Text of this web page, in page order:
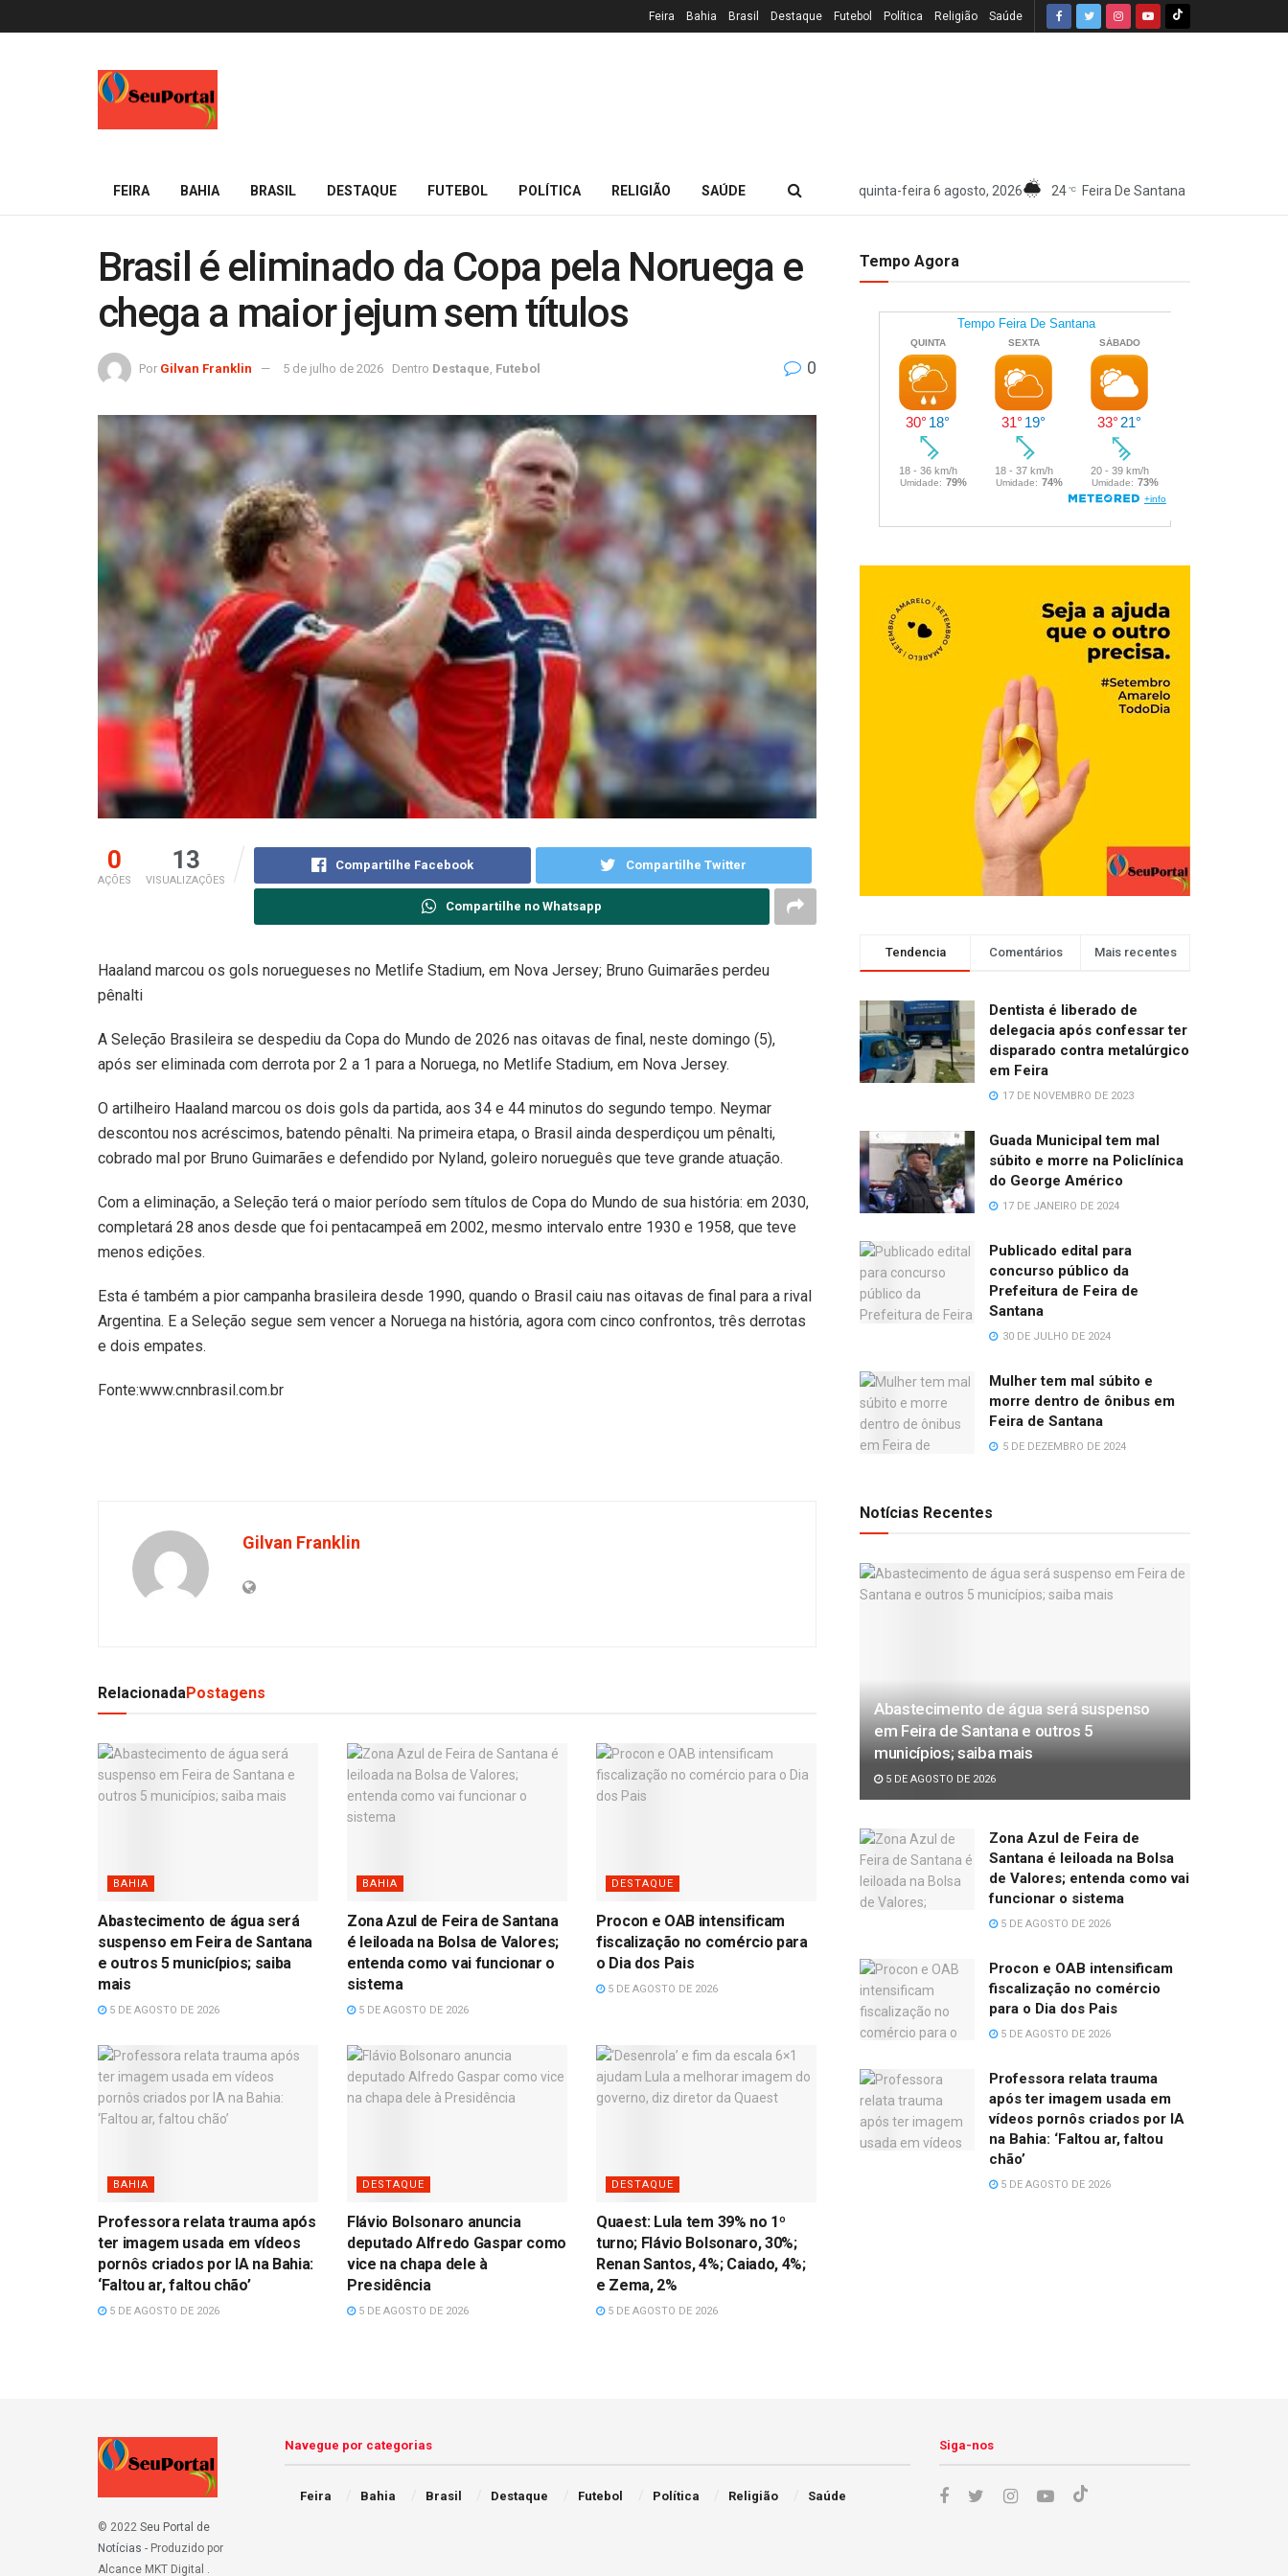
Feira Bahia Brasil Destaque Futebol Política Religião Saúde
FEIRA BAHIA BRASIL DESTAQUE FUTEBOL POLÍTICA RELIGIÃO SAÚDE quinta-feira 6 agosto, 2026 24 °C Feira De Santana
Brasil é eliminado da Copa pela Noruega e
chega a maior jejum sem títulos
Por Gilvan Franklin 5 de julho de 2026 Dentro Destaque Futebol 0
0
AÇÕES
13
VISUALIZAÇÕES
Compartilhe Facebook Compartilhe Twitter
Compartilhe no Whatsapp
Haaland marcou os gols noruegueses no Metlife Stadium, em Nova Jersey; Bruno Guimarães perdeu
pênalti
A Seleção Brasileira se despediu da Copa do Mundo de 2026 nas oitavas de final, neste domingo (5),
após ser eliminada com derrota por 2 a 1 para a Noruega, no Metlife Stadium, em Nova Jersey.
O artilheiro Haaland marcou os dois gols da partida, aos 34 e 44 minutos do segundo tempo. Neymar
descontou nos acréscimos, batendo pênalti. Na primeira etapa, o Brasil ainda desperdiçou um pênalti,
cobrado mal por Bruno Guimarães e defendido por Nyland, goleiro norueguês que teve grande atuação.
Com a eliminação, a Seleção terá o maior período sem títulos de Copa do Mundo de sua história: em 2030,
completará 28 anos desde que foi pentacampeã em 2002, mesmo intervalo entre 1930 e 1958, que teve
menos edições.
Esta é também a pior campanha brasileira desde 1990, quando o Brasil caiu nas oitavas de final para a rival
Argentina. E a Seleção segue sem vencer a Noruega na história, agora com cinco confrontos, três derrotas
e dois empates.
Fonte:www.cnnbrasil.com.br
Gilvan Franklin
RelacionadaPostagens
BAHIA
Abastecimento de água será
suspenso em Feira de Santana
e outros 5 municípios; saiba
mais
5 DE AGOSTO DE 2026
BAHIA
Zona Azul de Feira de Santana
é leiloada na Bolsa de Valores;
entenda como vai funcionar o
sistema
5 DE AGOSTO DE 2026
DESTAQUE
Procon e OAB intensificam
fiscalização no comércio para
o Dia dos Pais
5 DE AGOSTO DE 2026
BAHIA
Professora relata trauma após
ter imagem usada em vídeos
pornôs criados por IA na Bahia:
‘Faltou ar, faltou chão’
5 DE AGOSTO DE 2026
DESTAQUE
Flávio Bolsonaro anuncia
deputado Alfredo Gaspar como
vice na chapa dele à
Presidência
5 DE AGOSTO DE 2026
DESTAQUE
Quaest: Lula tem 39% no 1º
turno; Flávio Bolsonaro, 30%;
Renan Santos, 4%; Caiado, 4%;
e Zema, 2%
5 DE AGOSTO DE 2026
Tempo Agora
Tendencia Comentários Mais recentes
Dentista é liberado de
delegacia após confessar ter
disparado contra metalúrgico
em Feira
17 DE NOVEMBRO DE 2023
Guada Municipal tem mal
súbito e morre na Policlínica
do George Américo
17 DE JANEIRO DE 2024
Publicado edital para
concurso público da
Prefeitura de Feira de
Santana
30 DE JULHO DE 2024
Mulher tem mal súbito e
morre dentro de ônibus em
Feira de Santana
5 DE DEZEMBRO DE 2024
Notícias Recentes
Abastecimento de água será suspenso
em Feira de Santana e outros 5
municípios; saiba mais
5 DE AGOSTO DE 2026
Zona Azul de Feira de
Santana é leiloada na Bolsa
de Valores; entenda como vai
funcionar o sistema
5 DE AGOSTO DE 2026
Procon e OAB intensificam
fiscalização no comércio
para o Dia dos Pais
5 DE AGOSTO DE 2026
Professora relata trauma
após ter imagem usada em
vídeos pornôs criados por IA
na Bahia: ‘Faltou ar, faltou
chão’
5 DE AGOSTO DE 2026
© 2022 Seu Portal de
Notícias - Produzido por
Alcance MKT Digital
Navegue por categorias
Feira Bahia Brasil Destaque Futebol Política Religião Saúde
Siga-nos